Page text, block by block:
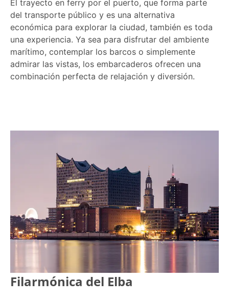
El trayecto en ferry por el puerto, que forma parte
del transporte público y es una alternativa
económica para explorar la ciudad, también es toda
una experiencia. Ya sea para disfrutar del ambiente
marítimo, contemplar los barcos o simplemente
admirar las vistas, los embarcaderos ofrecen una
combinación perfecta de relajación y diversión.
Filarmónica del Elba